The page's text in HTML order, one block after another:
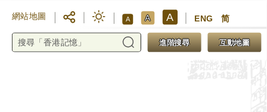
網站地圖 A A A ENG 简
進階搜尋 互動地圖